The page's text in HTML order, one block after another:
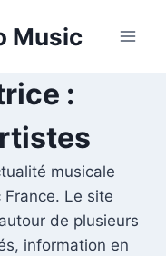
Music
:
musicale
Le site
de plusieurs
information en